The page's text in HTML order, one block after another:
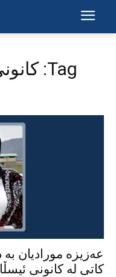
Tag:
عەزیزە مورادیان بە
کاتی لە کانونی